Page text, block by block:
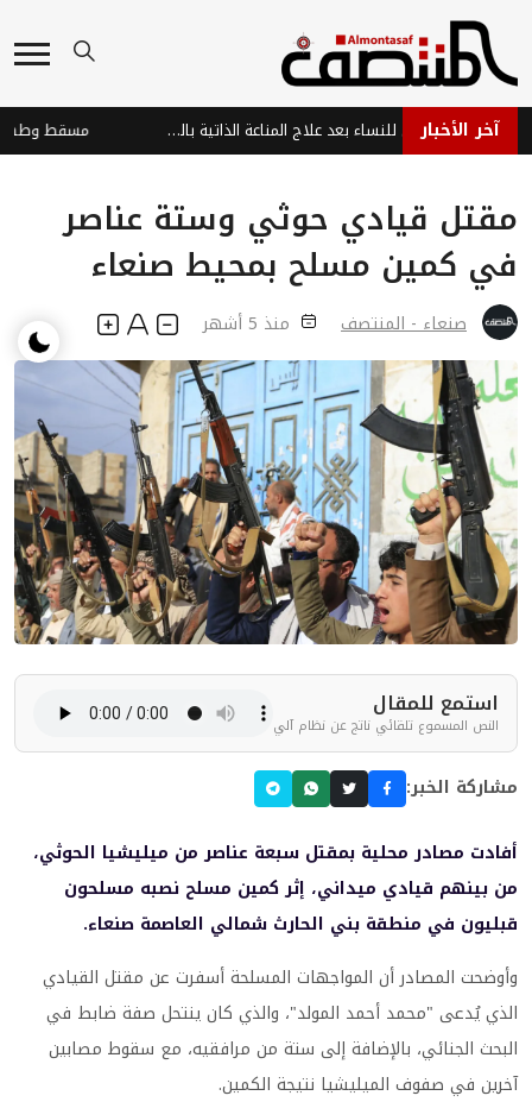
آخر الأخبار أمل جديد: حمل آمن للنساء بعد علاج المناعة الذاتية بالخلايا المعدلة
مقتل قيادي حوثي وستة عناصر
في كمين مسلح بمحيط صنعاء
صنعاء - المنتصف منذ 5 أشهر
استمع للمقال
النص المسموع تلقائي ناتج عن نظام آلي
مشاركة الخبر:
أفادت مصادر محلية بمقتل سبعة عناصر من ميليشيا الحوثي،
من بينهم قيادي ميداني، إثر كمين مسلح نصبه مسلحون
قبليون في منطقة بني الحارث شمالي العاصمة صنعاء.
وأوضحت المصادر أن المواجهات المسلحة أسفرت عن مقتل القيادي
الذي يُدعى "محمد أحمد المولد"، والذي كان ينتحل صفة ضابط في
البحث الجنائي، بالإضافة إلى ستة من مرافقيه، مع سقوط مصابين
آخرين في صفوف الميليشيا نتيجة الكمين.